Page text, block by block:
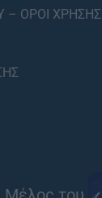
– ΟΡΟΙ ΧΡΗΣΗΣ